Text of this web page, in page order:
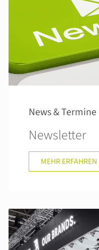
News & Termine
Newsletter
MEHR ERFAHREN